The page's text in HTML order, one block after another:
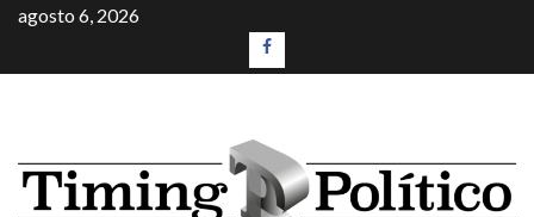
agosto 6, 2026